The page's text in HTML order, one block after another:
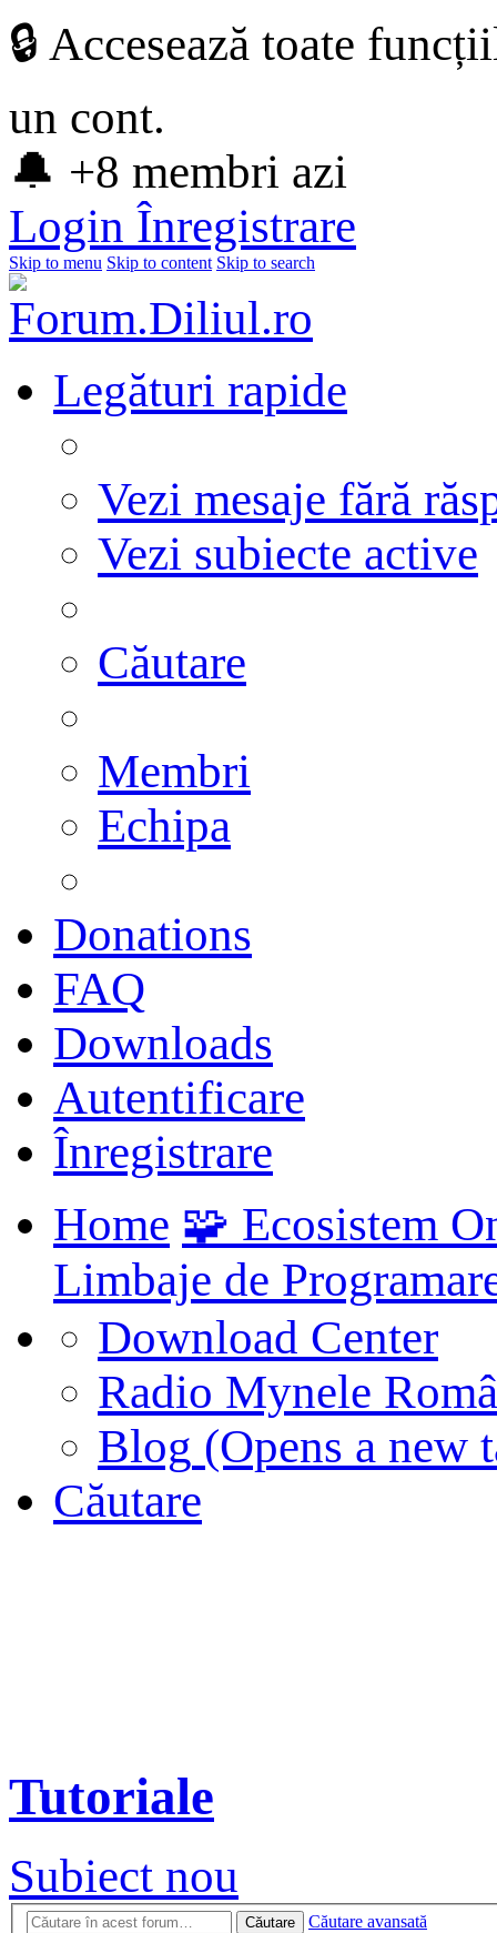
🔒 Accesează toate
un cont.
🔔 +8 membri azi
Login Înregistrare
Skip to menu Skip to content Skip to search
Legături rapide
Vezi mesaje fără
Vezi subiecte active
Căutare
Membri
Echipa
Donations
FAQ
Downloads
Autentificare
Înregistrare
Home 🧩 Ecosistem
Limbaje de
Download Center
Radio Mynele
Blog (Opens a new
Căutare
Tutoriale
Subiect nou
Căutare Căutare avansată